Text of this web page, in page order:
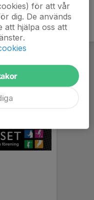
för att vår
dig. De används
att hjälpa oss att